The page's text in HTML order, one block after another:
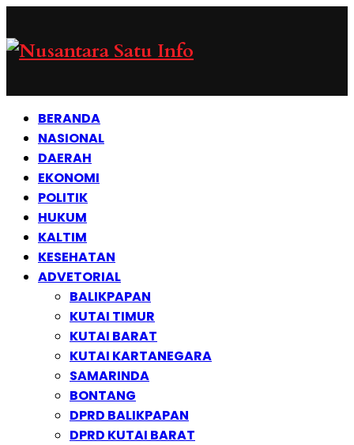
BERANDA
NASIONAL
DAERAH
EKONOMI
POLITIK
HUKUM
KALTIM
KESEHATAN
ADVETORIAL
BALIKPAPAN
KUTAI TIMUR
KUTAI BARAT
KUTAI KARTANEGARA
SAMARINDA
BONTANG
DPRD BALIKPAPAN
DPRD KUTAI BARAT